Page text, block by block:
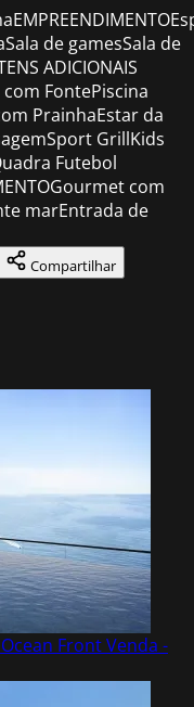
de gamesSala de
ADICIONAIS
com FontePiscina
PrainhaEstar da
GrillKids
Futebol
com
marEntrada de
Compartilhar
FrontVenda -